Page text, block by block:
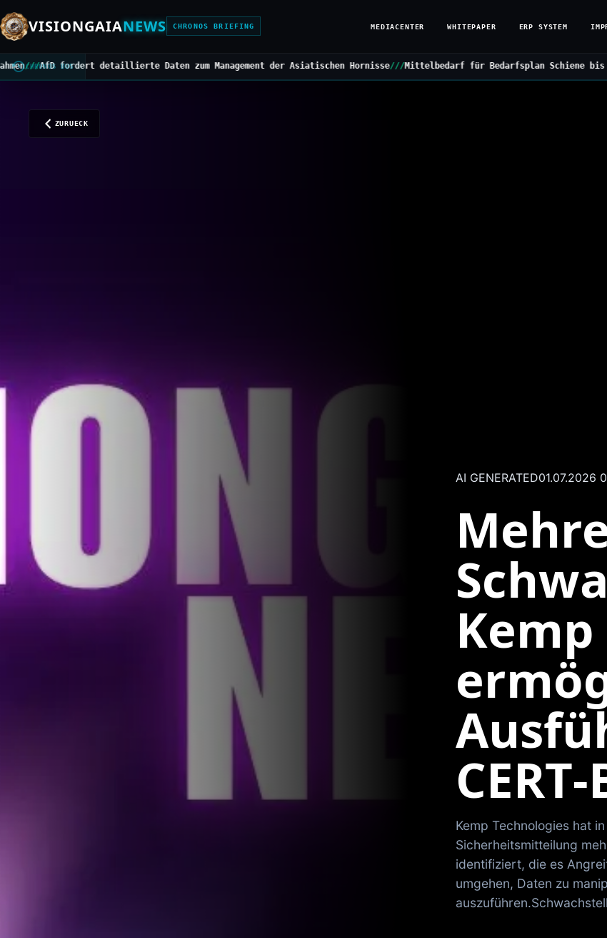
VISIONGAIANEWS CHRONOS BRIEFING MEDIACENTER WHITEPAPER ERP SYSTEM
CHRONOS BUSDaten zum Management der Asiatischen Hornisse///Mittelbedarf für Bedarfsplan Schiene bis 2032/// Grüne
ZURUECK
AI GENERATED01.07.2026
Kemp Technologies hat
Sicherheitsmitteilung
identifiziert, die es
umgehen, Daten zu